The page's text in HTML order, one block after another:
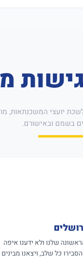
יועצי המשכנתאות,
בשמם ובאישורם.
שלנו ולא ידענו איפה
כל שלב, ויצאנו